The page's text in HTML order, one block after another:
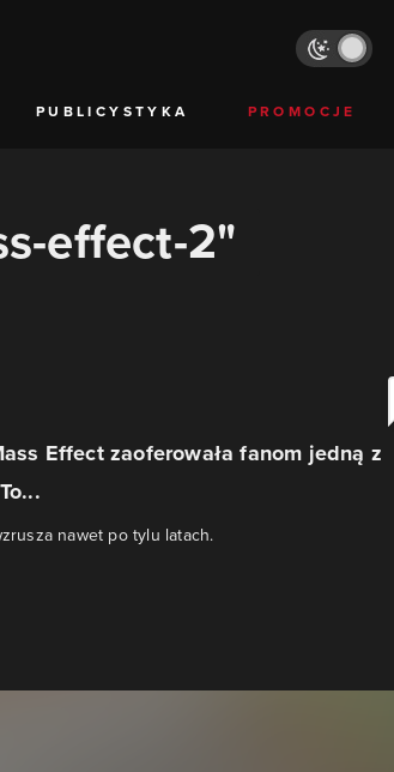
PUBLICYSTYKA PROMOCJE
effect-2"
Effect zaoferowała fanom jedną z
nawet po tylu latach.